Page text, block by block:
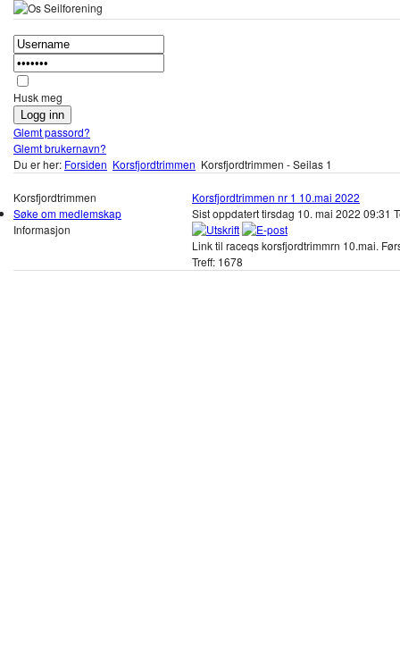
Husk meg
Glemt passord?
Glemt brukernavn?
Du er her: Forsiden Korsfjordtrimmen Korsfjordtrimmen - Seilas 1
Korsfjordtrimmen
Søke om medlemskap
Informasjon
Korsfjordtrimmen nr 1 10.mai 2022
Sist oppdatert tirsdag 10. mai 2022 09:31
Link til raceqs korsfjordtrimmrn 10.mai.
Treff: 1678